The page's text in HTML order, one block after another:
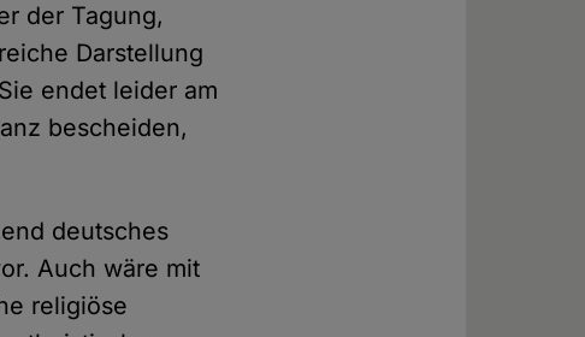
der Tagung,
Darstellung
endet leider am
bescheiden,
deutsches
Auch wäre mit
religiöse